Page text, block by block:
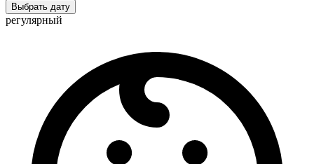
Выбрать дату
регулярный